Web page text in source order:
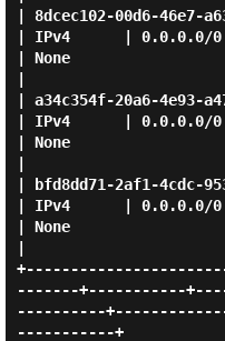
| 8dcec102-00d6-46e7-
| IPv4      |
| None                  |
| a34c354f-20a6-4e93-
| IPv4      |
| None                  |
| bfd8dd71-2af1-4cdc-
| IPv4      | 0.0.0.0/
| None                  |
-------+-----------
----------
-----------+